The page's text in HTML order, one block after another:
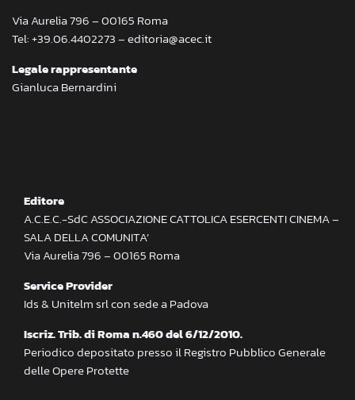
Via Aurelia 796 – 00165 Roma
Tel: +39.06.4402273 – editoria@acec.it
Legale rappresentante
Gianluca Bernardini
Editore
A.C.E.C.-SdC ASSOCIAZIONE CATTOLICA ESERCENTI CINEMA –
SALA DELLA COMUNITA’
Via Aurelia 796 – 00165 Roma
Service Provider
Ids & Unitelm srl con sede a Padova
Iscriz. Trib. di Roma n.460 del 6/12/2010.
Periodico depositato presso il Registro Pubblico Generale
delle Opere Protette